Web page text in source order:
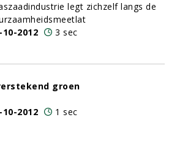
legt zichzelf langs de
10-2012
3 sec
groen
10-2012
1 sec